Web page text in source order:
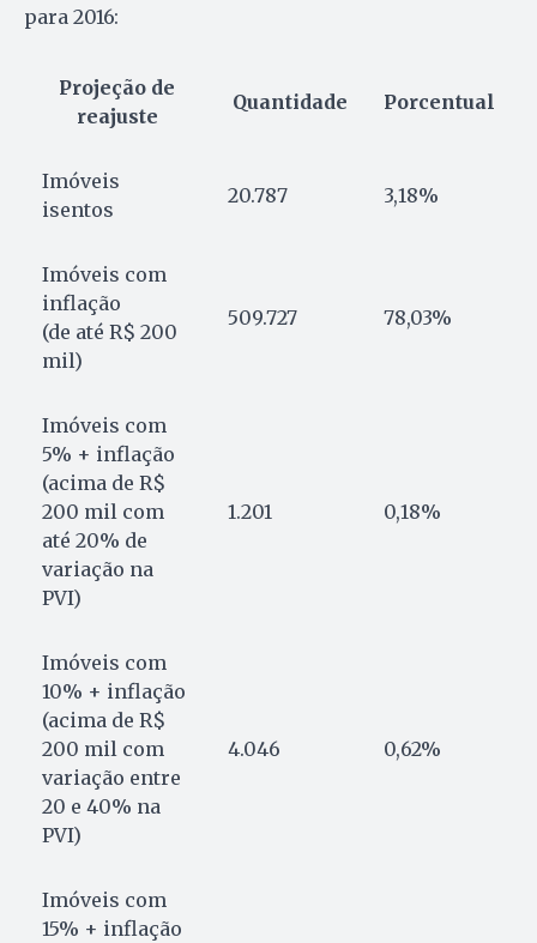
para 2016:
Projeção de
reajuste
Quantidade Porcentual
Imóveis
isentos
20.787 3,18%
Imóveis com
inflação
(de até R$ 200
mil)
509.727 78,03%
Imóveis com
5% + inflação
(acima de R$
200 mil com
até 20% de
variação na
PVI)
1.201 0,18%
Imóveis com
10% + inflação
(acima de R$
200 mil com
variação entre
20 e 40% na
PVI)
4.046 0,62%
Imóveis com
15% + inflação